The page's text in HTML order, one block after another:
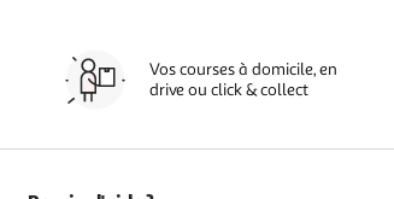
Vos courses à domicile, en
drive ou click & collect